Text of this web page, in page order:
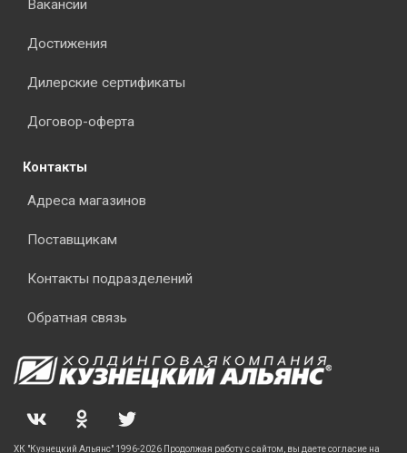
Вакансии
Достижения
Дилерские сертификаты
Договор-оферта
Контакты
Адреса магазинов
Поставщикам
Контакты подразделений
Обратная связь
ХК "Кузнецкий Альянс" 1996-2026 Продолжая работу с сайтом, вы даете согласие на